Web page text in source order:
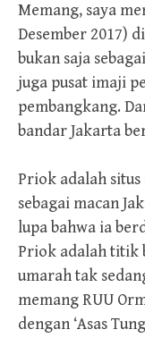
Memang, saya
Desember 2017)
bukan saja
juga pusat imaji
pembangkang.
bandar Jakarta
Priok adalah
sebagai macan
lupa bahwa ia
Priok adalah titik
umarah tak
memang RUU
dengan ‘Asas